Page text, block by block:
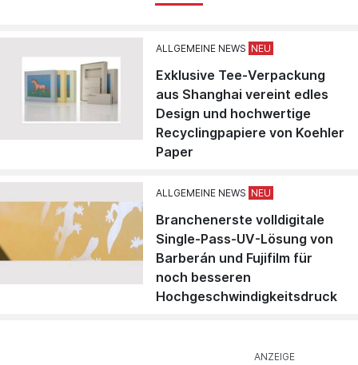
ALLGEMEINE NEWS
Exklusive Tee-Verpackung
aus Shanghai vereint edles
Design und hochwertige
Recyclingpapiere von Koehler
Paper
ALLGEMEINE NEWS
Branchenerste volldigitale
Single-Pass-UV-Lösung von
Barberán und Fujifilm für
noch besseren
Hochgeschwindigkeitsdruck